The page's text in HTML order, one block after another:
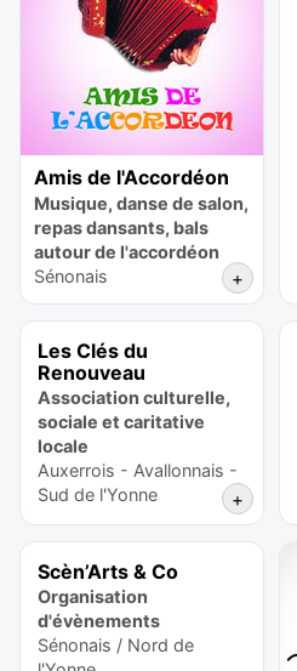
Amis de l'Accordéon
Musique, danse de salon,
repas dansants, bals
autour de l'accordéon
Sénonais
+
Les Clés du
Renouveau
Association culturelle,
sociale et caritative
locale
Auxerrois - Avallonnais -
Sud de l'Yonne
+
Scèn’Arts & Co
Organisation
d'évènements
Sénonais / Nord de